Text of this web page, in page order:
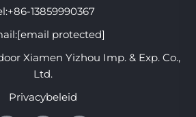
+86-13859990367
[email protected]
Xiamen Yizhou Imp. & Exp. Co.,
Ltd.
Privacybeleid